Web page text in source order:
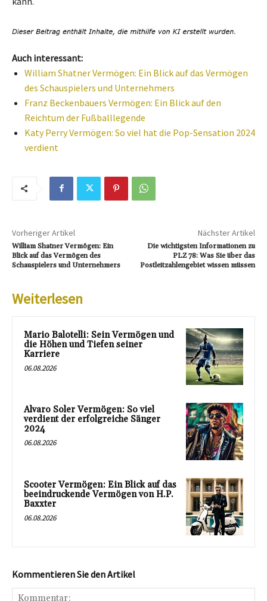
Auch interessant:
William Shatner Vermögen: Ein Blick auf das Vermögen
des Schauspielers und Unternehmers
Franz Beckenbauers Vermögen: Ein Blick auf den
Reichtum der Fußballlegende
Katy Perry Vermögen: So viel hat die Pop-Sensation 2024
verdient
Vorheriger Artikel
William Shatner Vermögen: Ein
Blick auf das Vermögen des
Schauspielers und Unternehmers
Nächster Artikel
Die wichtigsten Informationen zu
PLZ 78: Was Sie über das
Postleitzahlengebiet wissen müssen
Weiterlesen
Mario Balotelli: Sein Vermögen und
die Höhen und Tiefen seiner
Karriere
06.08.2026
Alvaro Soler Vermögen: So viel
verdient der erfolgreiche Sänger
2024
06.08.2026
Scooter Vermögen: Ein Blick auf das
beeindruckende Vermögen von H.P.
Baxxter
06.08.2026
Kommentieren Sie den Artikel